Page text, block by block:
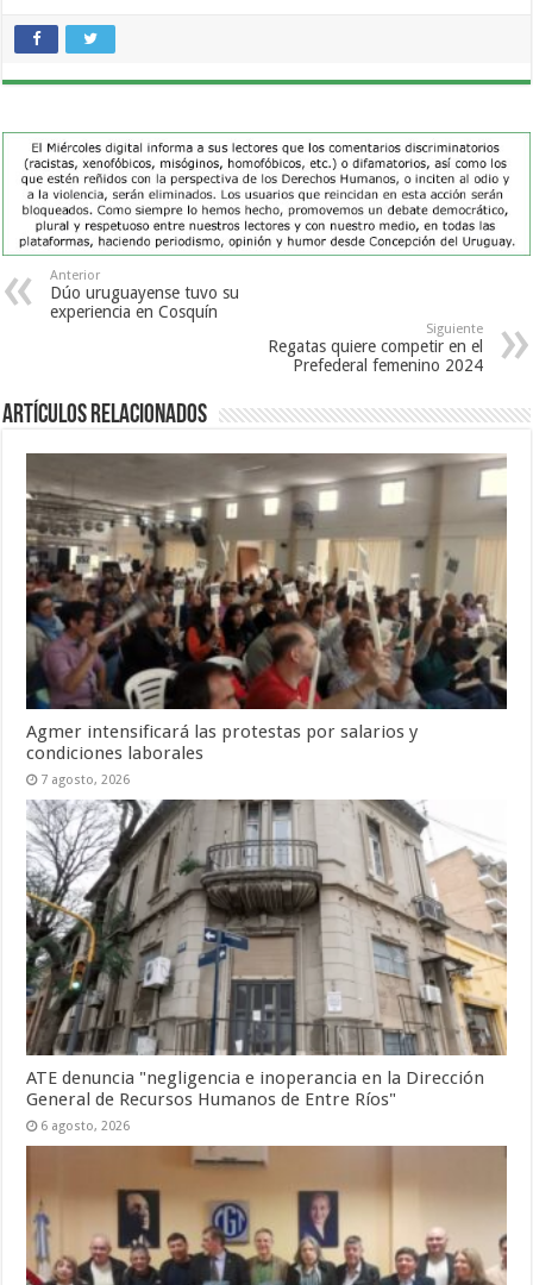
Anterior
Dúo uruguayense tuvo su
experiencia en Cosquín
Siguiente
Regatas quiere competir en el
Prefederal femenino 2024
Artículos Relacionados
Agmer intensificará las protestas por salarios y
condiciones laborales
7 agosto, 2026
ATE denuncia "negligencia e inoperancia en la Dirección
General de Recursos Humanos de Entre Ríos"
6 agosto, 2026